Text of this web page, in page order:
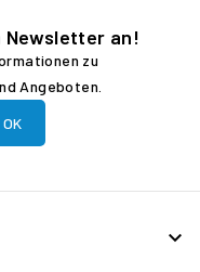
Newsletter an!
zu
Angeboten.
